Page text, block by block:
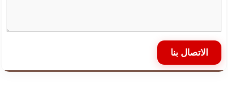
الاتصال بنا